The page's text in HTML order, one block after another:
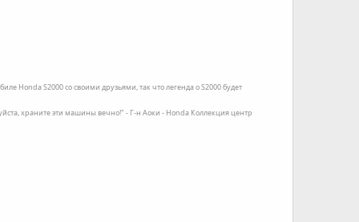
Honda S2000 со своими друзьями, так что легенда о S2000 будет
храните эти машины вечно!" - Г-н Аоки - Honda Коллекция центр